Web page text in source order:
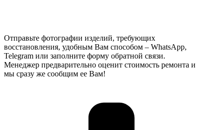
Отправьте фотографии изделий, требующих
восстановления, удобным Вам способом – WhatsApp,
Telegram или заполните форму обратной связи.
Менеджер предварительно оценит стоимость ремонта и
мы сразу же сообщим ее Вам!